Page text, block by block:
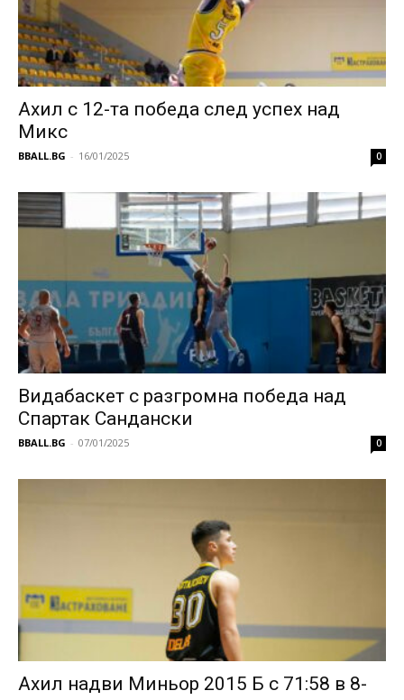
Ахил с 12-та победа след успех над
Микс
BBALL.BG - 16/01/2025 0
Видабаскет с разгромна победа над
Спартак Сандански
BBALL.BG - 07/01/2025 0
Ахил надви Миньор 2015 Б с 71:58 в 8-